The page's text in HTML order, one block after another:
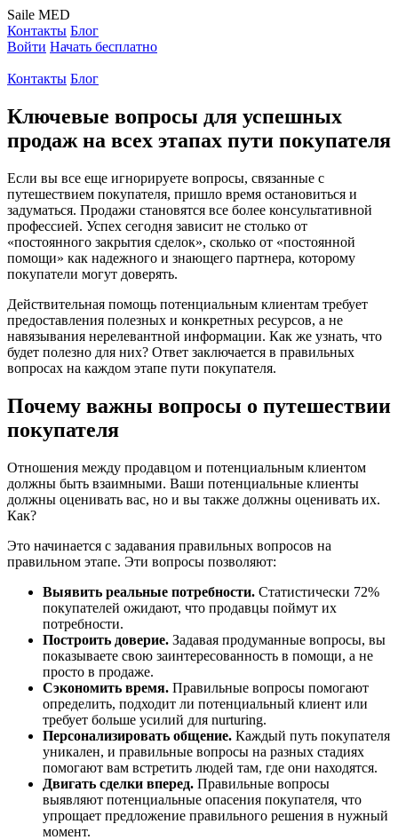
Saile MED
Контакты Блог
Войти Начать бесплатно
Контакты Блог
Ключевые вопросы для успешных
продаж на всех этапах пути покупателя
Если вы все еще игнорируете вопросы, связанные с
путешествием покупателя, пришло время остановиться и
задуматься. Продажи становятся все более консультативной
профессией. Успех сегодня зависит не столько от
«постоянного закрытия сделок», сколько от «постоянной
помощи» как надежного и знающего партнера, которому
покупатели могут доверять.
Действительная помощь потенциальным клиентам требует
предоставления полезных и конкретных ресурсов, а не
навязывания нерелевантной информации. Как же узнать, что
будет полезно для них? Ответ заключается в правильных
вопросах на каждом этапе пути покупателя.
Почему важны вопросы о путешествии
покупателя
Отношения между продавцом и потенциальным клиентом
должны быть взаимными. Ваши потенциальные клиенты
должны оценивать вас, но и вы также должны оценивать их.
Как?
Это начинается с задавания правильных вопросов на
правильном этапе. Эти вопросы позволяют:
Выявить реальные потребности. Статистически 72%
покупателей ожидают, что продавцы поймут их
потребности.
Построить доверие. Задавая продуманные вопросы, вы
показываете свою заинтересованность в помощи, а не
просто в продаже.
Сэкономить время. Правильные вопросы помогают
определить, подходит ли потенциальный клиент или
требует больше усилий для nurturing.
Персонализировать общение. Каждый путь покупателя
уникален, и правильные вопросы на разных стадиях
помогают вам встретить людей там, где они находятся.
Двигать сделки вперед. Правильные вопросы
выявляют потенциальные опасения покупателя, что
упрощает предложение правильного решения в нужный
момент.